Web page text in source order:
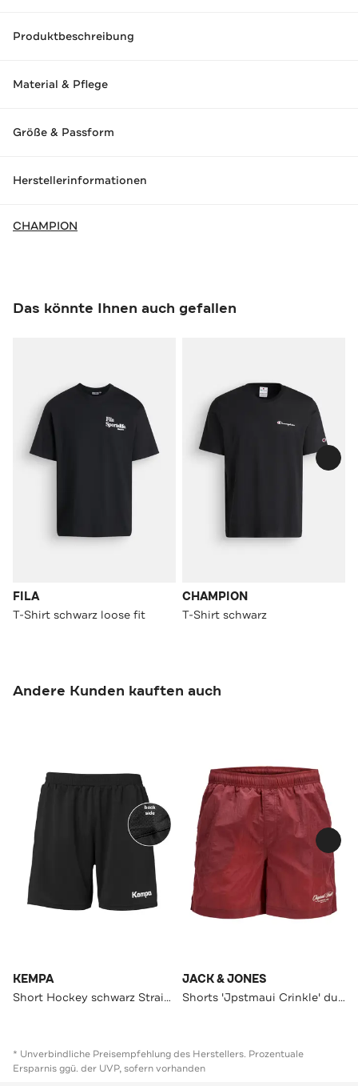
Produktbeschreibung
Material & Pflege
Größe & Passform
Herstellerinformationen
CHAMPION
Das könnte Ihnen auch gefallen
FILA
T-Shirt schwarz loose fit
CHAMPION
T-Shirt schwarz
Andere Kunden kauften auch
KEMPA
Short Hockey schwarz Straight
JACK & JONES
Shorts 'Jpstmaui Crinkle' dunkelrot
* Unverbindliche Preisempfehlung des Herstellers. Prozentuale
Ersparnis ggü. der UVP, sofern vorhanden